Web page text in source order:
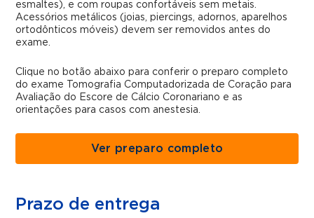
esmaltes), e com roupas confortáveis sem metais.
Acessórios metálicos (joias, piercings, adornos, aparelhos
ortodônticos móveis) devem ser removidos antes do
exame.
Clique no botão abaixo para conferir o preparo completo
do exame Tomografia Computadorizada de Coração para
Avaliação do Escore de Cálcio Coronariano e as
orientações para casos com anestesia.
Ver preparo completo
Prazo de entrega